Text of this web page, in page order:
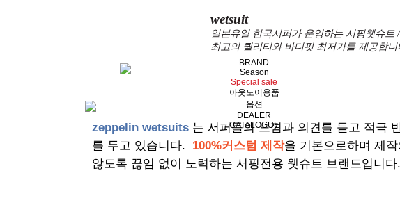
wetsuit
일본유일 한국서퍼가 운영하는 서핑웻슈트
최고의 퀄리티와 바디핏 최저가를 제공합니
BRAND
Season
Special sale
아웃도어용품
옵션
DEALER
CATALOGUE
zeppelin wetsuits 는 서퍼들의 느낌과 의견를 듣고 적극
를 두고 있습니다. 100%커스텀 제작을 기본으로하며 제
않도록 끊임 없이 노력하는 서핑전용 웻슈트 브랜드입니다.